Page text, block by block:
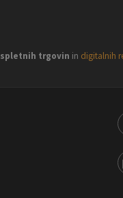
spletnih trgovin in digitalnih